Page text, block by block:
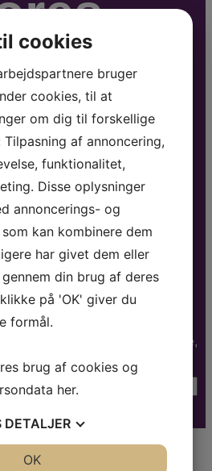
udsender vi et nyhedsbrev der
nye forfattere, foredragsholdere,
cookies
bruger
cookies, til at
om dig til forskellige
af annoncering,
funktionalitet,
Disse oplysninger
annoncerings- og
kan kombinere dem
har givet dem eller
din brug af deres
på 'OK' giver du
formål.
brug af cookies og
her.
DETALJER
OK